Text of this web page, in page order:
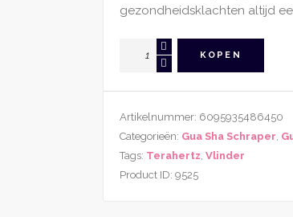
gezondheidsklachten altijd
Vlinder
aantal
KOPEN
Artikelnummer: 6095935486450
Categorieën: Gua Sha Schraper
Tags: Terahertz Vlinder
Product ID: 9525